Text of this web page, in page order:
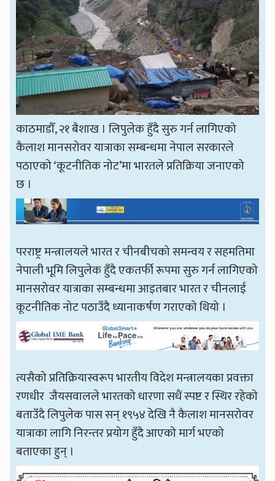
काठमाडौँ, २१ बैशाख । लिपुलेक हुँदै सुरु गर्न लागिएको
कैलाश मानसरोवर यात्राका सम्बन्धमा नेपाल सरकारले
पठाएको ‘कूटनीतिक नोट’मा भारतले प्रतिक्रिया जनाएको
छ ।
परराष्ट्र मन्त्रालयले भारत र चीनबीचको समन्वय र सहमतिमा
नेपाली भूमि लिपुलेक हुँदै एकतर्फी रूपमा सुरु गर्न लागिएको
मानसरोवर यात्राका सम्बन्धमा आइतबार भारत र चीनलाई
कूटनीतिक नोट पठाउँदै ध्यानाकर्षण गराएको थियो ।
त्यसैको प्रतिक्रियास्वरूप भारतीय विदेश मन्त्रालयका प्रवक्ता
रणधीर जैयसवालले भारतको धारणा सधैं स्पष्ट र स्थिर रहेको
बताउँदै लिपुलेक पास सन् १९५४ देखि नै कैलाश मानसरोवर
यात्राका लागि निरन्तर प्रयोग हुँदै आएको मार्ग भएको
बताएका हुन् ।